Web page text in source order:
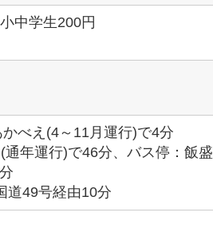
中学生200円
べえ(4～11月運行)で4分
年運行)で46分、バス停：飯盛
道49号経由10分